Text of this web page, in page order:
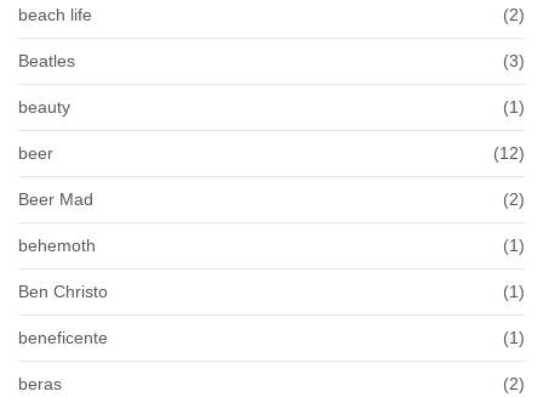
beach life (2)
Beatles (3)
beauty (1)
beer (12)
Beer Mad (2)
behemoth (1)
Ben Christo (1)
beneficente (1)
beras (2)